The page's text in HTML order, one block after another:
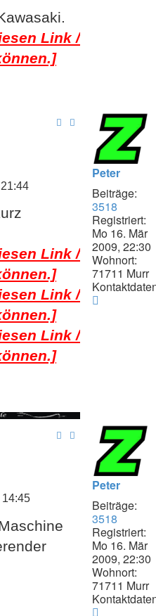
Link /
Peter
Beiträge:
3518
Registriert:
Mo 16. Mär
2009, 22:30
Wohnort:
71711 Murr
Link /
Link /
Link /
Peter
Beiträge:
3518
Registriert:
Mo 16. Mär
2009, 22:30
Wohnort:
71711 Murr
14:45